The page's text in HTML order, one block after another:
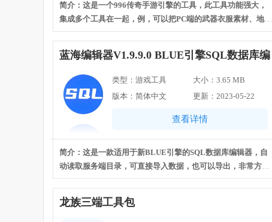
坛
简介：这是一个996传奇手游引擎的工具，此工具功能强大，
集成多个工具在一起，例，可以把PC端的武器衣服素材、地图
素材打包成996的素材，非常方便。
蓝海编辑器V1.9.9.0 BLUE引擎SQL数据库编
辑器
类型：游戏工具
大小：3.65 MB
版本：简体中文
更新：2023-05-22
查看详情
简介：这是一款适用于新BLUE引擎的SQL数据库编辑器，自
动读取服务端目录，可直接导入数据，也可以导出，非常方便
的一款编辑器，同时支持快速查找，还有爆率设置和套装修改
龙族三端工具包